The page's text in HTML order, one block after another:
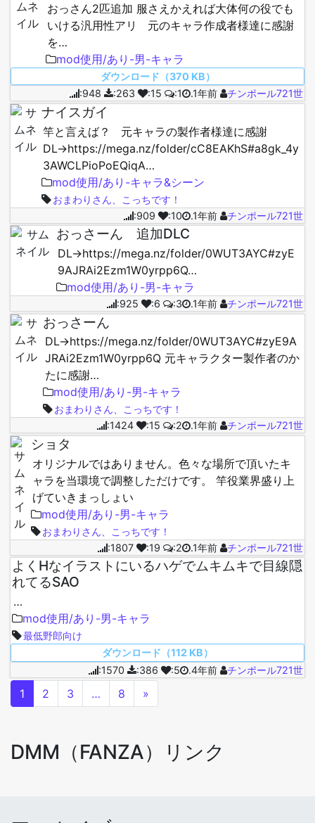
おっさん2匹追加 服さえかえれば大体何の役でも
いける汎用性アリ 元のキャラ作成者様達に感謝
を…
mod使用/あり-男-キャラ
ダウンロード（370 KB）
:948
:263 :15 :1 .1年前 チンポール721世
ナイスガイ
竿と言えば？ 元キャラの製作者様達に感謝
DL→https://mega.nz/folder/cC8EAKhS#a8gk_4y
3AWCLPioPoEQiqA…
mod使用/あり-キャラ&シーン
おまわりさん、こっちです！
:909
:10 .1年前 チンポール721世
おっさーん 追加DLC
DL→https://mega.nz/folder/0WUT3AYC#zyE
9AJRAi2Ezm1W0yrpp6Q…
mod使用/あり-男-キャラ
:925 :6 :3 .1年前 チンポール721世
おっさーん
DL→https://mega.nz/folder/0WUT3AYC#zyE9A
JRAi2Ezm1W0yrpp6Q 元キャラクター製作者のか
たに感謝…
mod使用/あり-男-キャラ
おまわりさん、こっちです！
:1424
:15 :2 .1年前 チンポール721世
ショタ
オリジナルではありません。色々な場所で頂いたキ
ャラを当環境で調整しただけです。 竿役業界盛り上
げていきまっしょい
DL→https://mega.nz/folder/0aUAGDDZ#-
jDH4MraDH-aAGJZky…
mod使用/あり-男-キャラ
おまわりさん、こっちです！
:1807
:19 :2 .1年前 チンポール721世
よくHなイラストにいるハゲでムキムキで目線隠
れてるSAO
…
mod使用/あり-男-キャラ
最低野郎向け
ダウンロード（112 KB）
:1570
:386 :5 .4年前 チンポール721世
1 2 3 … 8 »
DMM（FANZA）リンク